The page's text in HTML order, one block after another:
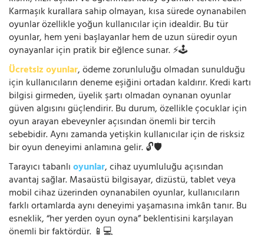
Karmaşık kurallara sahip olmayan, kısa sürede oynanabilen
oyunlar özellikle yoğun kullanıcılar için idealdir. Bu tür
oyunlar, hem yeni başlayanlar hem de uzun süredir oyun
oynayanlar için pratik bir eğlence sunar. ⚡🕹️
Ücretsiz oyunlar, ödeme zorunluluğu olmadan sunulduğu
için kullanıcıların deneme eşiğini ortadan kaldırır. Kredi kartı
bilgisi girmeden, üyelik şartı olmadan oynanan oyunlar
güven algısını güçlendirir. Bu durum, özellikle çocuklar için
oyun arayan ebeveynler açısından önemli bir tercih
sebebidir. Aynı zamanda yetişkin kullanıcılar için de risksiz
bir oyun deneyimi anlamına gelir. 🔓🛡️
Tarayıcı tabanlıoyunlar, cihaz uyumluluğu açısından
avantaj sağlar. Masaüstü bilgisayar, dizüstü, tablet veya
mobil cihaz üzerinden oynanabilen oyunlar, kullanıcıların
farklı ortamlarda aynı deneyimi yaşamasına imkân tanır. Bu
esneklik, “her yerden oyun oyna” beklentisini karşılayan
önemli bir faktördür. 📱💻